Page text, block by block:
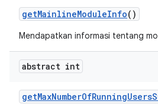
getMainlineModuleInfo()
Mendapatkan informasi tentang
abstract int
getMaxNumberOfRunningUsers